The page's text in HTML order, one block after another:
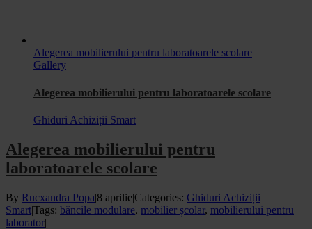
Alegerea mobilierului pentru laboratoarele scolare
Gallery
Alegerea mobilierului pentru laboratoarele scolare
Ghiduri Achiziții Smart
Alegerea mobilierului pentru
laboratoarele scolare
By Rucxandra Popa|8 aprilie|Categories: Ghiduri Achiziții
Smart|Tags: băncile modulare, mobilier școlar, mobilierului pentru
laborator|